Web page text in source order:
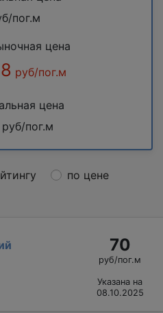
пог.м
цена
руб/пог.м
цена
руб/пог.м
по цене
70
руб/пог.м
Указана на
08.10.2025